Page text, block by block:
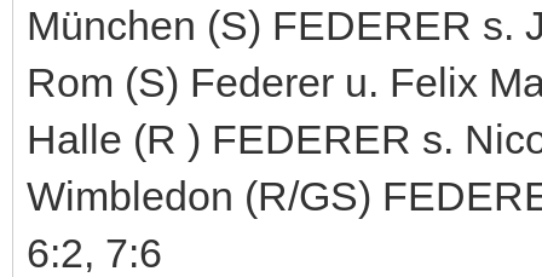
München (S) FEDERER s.
Rom (S) Federer u. Felix
Halle (R ) FEDERER s.
Wimbledon (R/GS)
6:2, 7:6